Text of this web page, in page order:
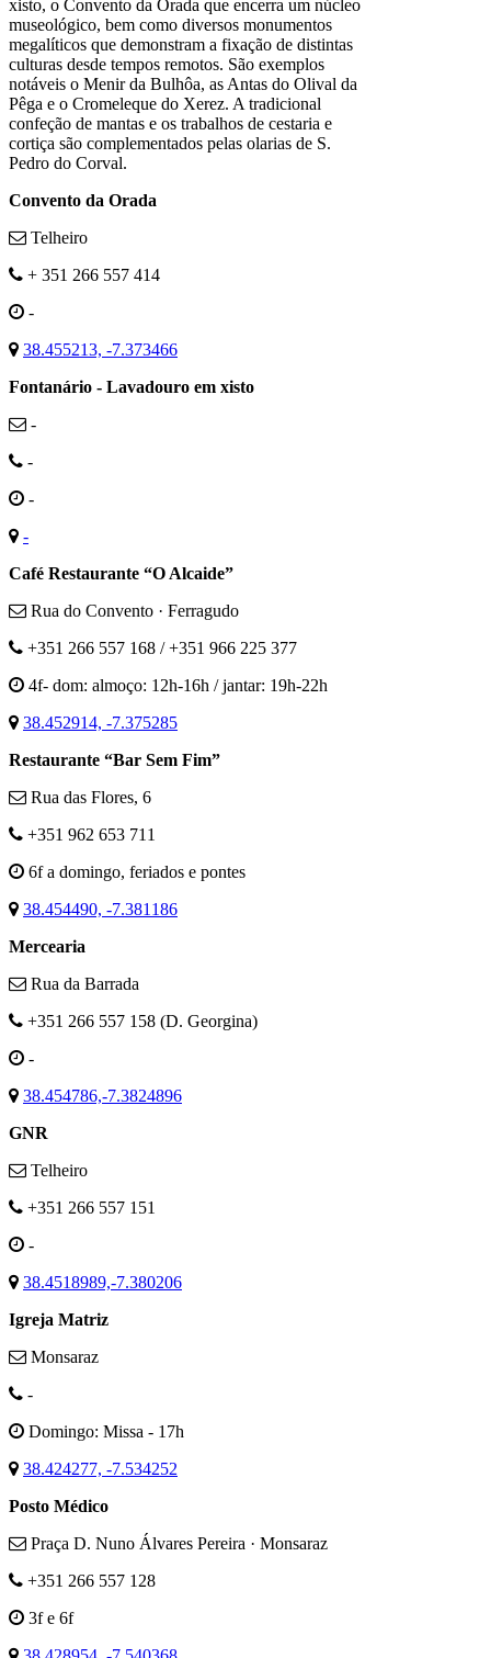
xisto, o Convento da Orada que encerra um núcleo
museológico, bem como diversos monumentos
megalíticos que demonstram a fixação de distintas
culturas desde tempos remotos. São exemplos
notáveis o Menir da Bulhôa, as Antas do Olival da
Pêga e o Cromeleque do Xerez. A tradicional
confeção de mantas e os trabalhos de cestaria e
cortiça são complementados pelas olarias de S.
Pedro do Corval.
Convento da Orada
Telheiro
+ 351 266 557 414
-
38.455213, -7.373466
Fontanário - Lavadouro em xisto
-
-
-
-
Café Restaurante “O Alcaide”
Rua do Convento · Ferragudo
+351 266 557 168 / +351 966 225 377
4f- dom: almoço: 12h-16h / jantar: 19h-22h
38.452914, -7.375285
Restaurante “Bar Sem Fim”
Rua das Flores, 6
+351 962 653 711
6f a domingo, feriados e pontes
38.454490, -7.381186
Mercearia
Rua da Barrada
+351 266 557 158 (D. Georgina)
-
38.454786,-7.3824896
GNR
Telheiro
+351 266 557 151
-
38.4518989,-7.380206
Igreja Matriz
Monsaraz
-
Domingo: Missa - 17h
38.424277, -7.534252
Posto Médico
Praça D. Nuno Álvares Pereira · Monsaraz
+351 266 557 128
3f e 6f